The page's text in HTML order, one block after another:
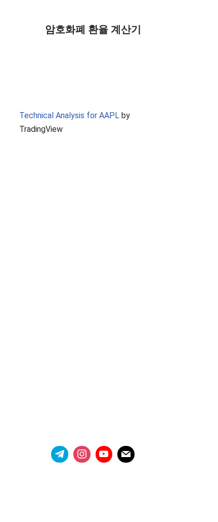
암호화폐 환율 계산기
Technical Analysis for AAPL by
TradingView